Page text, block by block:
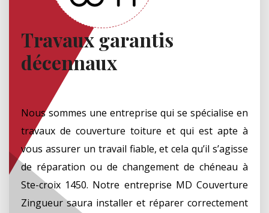
Travaux garantis
décennaux
Nous sommes une entreprise qui se spécialise en
travaux de couverture toiture et qui est apte à
vous assurer un travail fiable, et cela qu’il s’agisse
de réparation ou de changement de chéneau à
Ste-croix 1450. Notre entreprise MD Couverture
Zingueur saura installer et réparer correctement